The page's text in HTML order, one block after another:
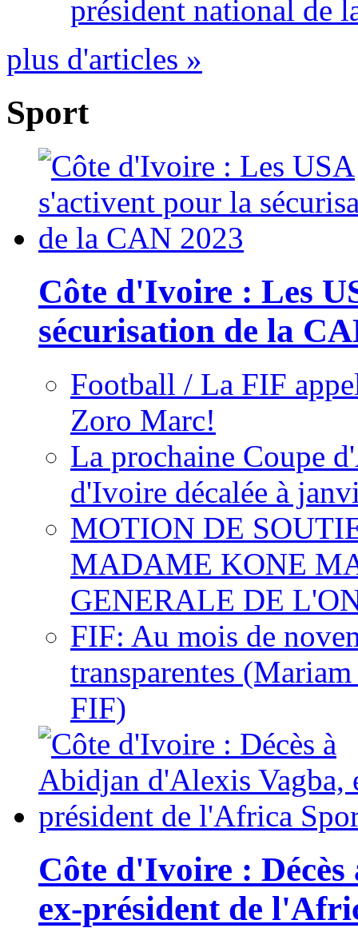
président national de
plus d'articles »
Sport
Côte d'Ivoire : Les
sécurisation de la
Football / La FIF
Zoro Marc!
La prochaine Coupe
d'Ivoire décalée à
MOTION DE
MADAME KONE
GENERALE DE
FIF: Au mois de
transparentes
FIF)
Côte d'Ivoire :
ex-président de